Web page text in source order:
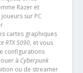
Razer et
sur PC
cartes graphiques
RTX 5090, et vous
configurations
à Cyberpunk
ou de streamer